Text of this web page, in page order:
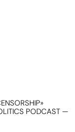
PODCAST —